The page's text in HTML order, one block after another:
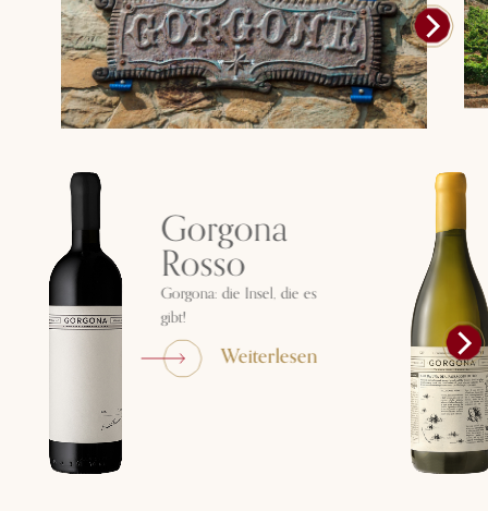
Gorgona
Rosso
Gorgona: die Insel, die es
gibt!
Weiterlesen